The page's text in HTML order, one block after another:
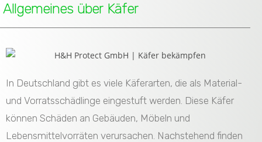
Allgemeines über Käfer
In Deutschland gibt es viele Käferarten, die als Material-
und Vorratsschädlinge eingestuft werden. Diese Käfer
können Schäden an Gebäuden, Möbeln und
Lebensmittelvorräten verursachen. Nachstehend finden